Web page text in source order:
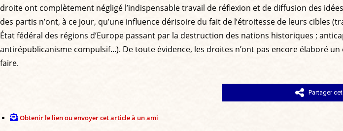
droite ont complètement négligé l’indispensable travail de réflexion et de diffusion des
des partis n’ont, à ce jour, qu’une influence dérisoire du fait de l’étroitesse de leurs cibles
État fédéral des régions d’Europe passant par la destruction des nations historiques ;
antirépublicanisme compulsif...). De toute évidence, les droites n’ont pas encore élaboré
faire.
Partager
Obtenir le lien ou envoyer cet article à un ami